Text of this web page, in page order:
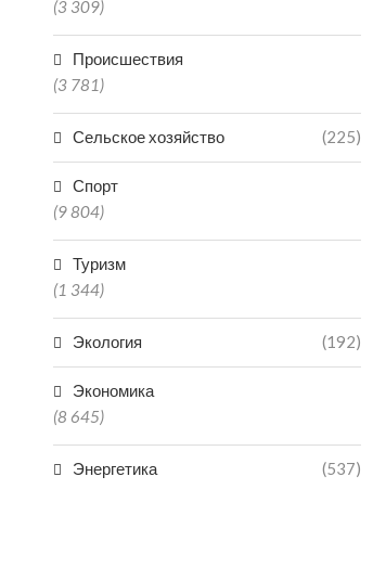
(3 309)
Происшествия
(3 781)
Сельское хозяйство (225)
Спорт
(9 804)
Туризм
(1 344)
Экология (192)
Экономика
(8 645)
Энергетика (537)